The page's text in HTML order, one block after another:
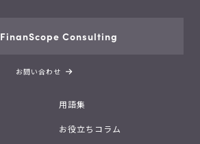
FinanScope Consulting
お問い合わせ
用語集
お役立ちコラム